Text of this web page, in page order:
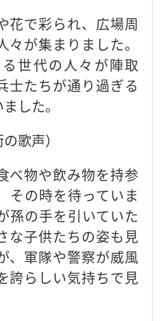
花で彩られ、広場周
が集まりました。
世代の人々が陣取
士たちが通り過ぎる
した。
歌声）
べ物や飲み物を持参
その時を待っていま
孫の手を引いていた
な子供たちの姿も見
、軍隊や警察が威風
誇らしい気持ちで見